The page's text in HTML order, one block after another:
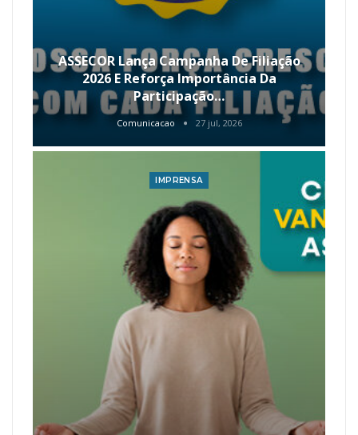
ASSECOR Lança Campanha De Filiação
2026 E Reforça Importância Da
Participação…
Comunicacao 27 jul, 2026
IMPRENSA